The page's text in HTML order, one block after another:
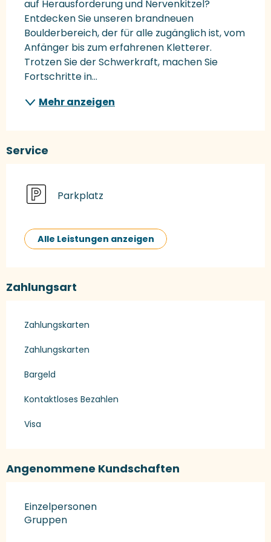
auf Herausforderung und Nervenkitzel?
Entdecken Sie unseren brandneuen
Boulderbereich, der für alle zugänglich ist, vom
Anfänger bis zum erfahrenen Kletterer.
Trotzen Sie der Schwerkraft, machen Sie
Fortschritte in...
Mehr anzeigen
Service
Parkplatz
Alle Leistungen anzeigen
Zahlungsart
Zahlungskarten
Zahlungskarten
Bargeld
Kontaktloses Bezahlen
Visa
Angenommene Kundschaften
Einzelpersonen
Gruppen